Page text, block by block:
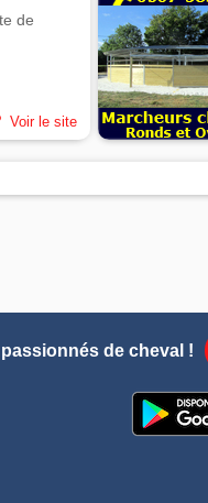
de
Voir le site
passionnés de cheval !